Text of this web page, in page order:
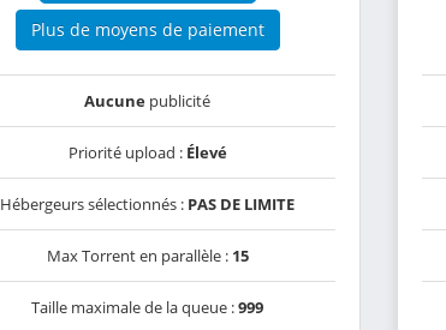
Plus de moyens de paiement
Aucune publicité
Priorité upload : Élevé
Hébergeurs sélectionnés : PAS DE LIMITE
Max Torrent en parallèle : 15
Taille maximale de la queue :999